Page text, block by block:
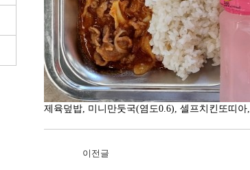
제육덮밥, 미니만둣국(염도0.6), 셀프치킨또띠아,
이전글